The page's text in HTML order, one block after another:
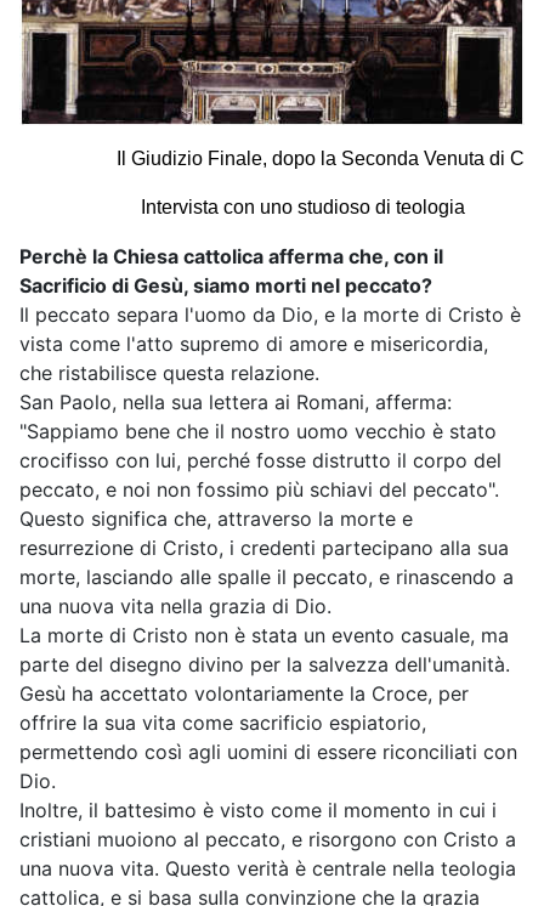
Il Giudizio Finale, dopo la Seconda Venuta di
Intervista con uno studioso di teologia
Perchè la Chiesa cattolica afferma che, con il
Sacrificio di Gesù, siamo morti nel peccato?
Il peccato separa l'uomo da Dio, e la morte di Cristo è
vista come l'atto supremo di amore e misericordia,
che ristabilisce questa relazione.
San Paolo, nella sua lettera ai Romani, afferma:
"Sappiamo bene che il nostro uomo vecchio è stato
crocifisso con lui, perché fosse distrutto il corpo del
peccato, e noi non fossimo più schiavi del peccato".
Questo significa che, attraverso la morte e
resurrezione di Cristo, i credenti partecipano alla sua
morte, lasciando alle spalle il peccato, e rinascendo a
una nuova vita nella grazia di Dio.
La morte di Cristo non è stata un evento casuale, ma
parte del disegno divino per la salvezza dell'umanità.
Gesù ha accettato volontariamente la Croce, per
offrire la sua vita come sacrificio espiatorio,
permettendo così agli uomini di essere riconciliati con
Dio.
Inoltre, il battesimo è visto come il momento in cui i
cristiani muoiono al peccato, e risorgono con Cristo a
una nuova vita. Questo verità è centrale nella teologia
cattolica, e si basa sulla convinzione che la grazia